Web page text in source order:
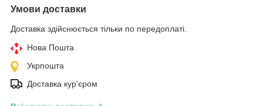
Умови доставки
Доставка здійснюється тільки по передоплаті.
Нова Пошта
Укрпошта
Доставка кур'єром